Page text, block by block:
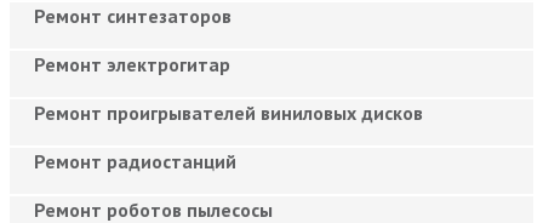
Ремонт синтезаторов
Ремонт электрогитар
Ремонт проигрывателей виниловых дисков
Ремонт радиостанций
Ремонт роботов пылесосы